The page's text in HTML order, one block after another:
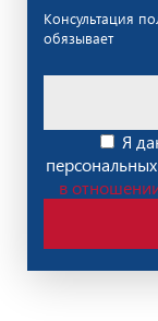
Консультация
обязывает
Я
в